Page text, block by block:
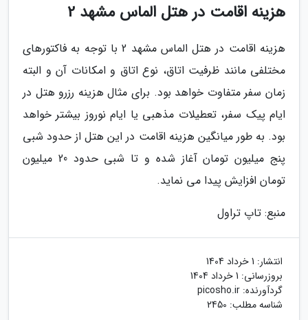
هزینه اقامت در هتل الماس مشهد 2
هزینه اقامت در هتل الماس مشهد 2 با توجه به فاکتورهای
مختلفی مانند ظرفیت اتاق، نوع اتاق و امکانات آن و البته
زمان سفر متفاوت خواهد بود. برای مثال هزینه رزرو هتل در
ایام پیک سفر، تعطیلات مذهبی یا ایام نوروز بیشتر خواهد
بود. به طور میانگین هزینه اقامت در این هتل از حدود شبی
پنج میلیون تومان آغاز شده و تا شبی حدود 20 میلیون
تومان افزایش پیدا می نماید.
منبع: تاپ تراول
انتشار: 1 خرداد 1404
بروزرسانی: 1 خرداد 1404
گردآورنده: picosho.ir
شناسه مطلب: 2450